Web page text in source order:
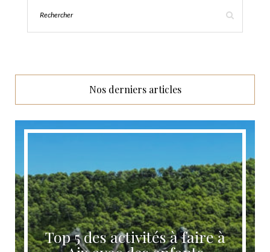
Nos derniers articles
Top 5 des activités à faire à